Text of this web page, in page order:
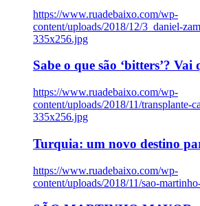
https://www.ruadebaixo.com/wp-
content/uploads/2018/12/3_daniel-
335x256.jpg
Sabe o que são ‘bitters’?
https://www.ruadebaixo.com/wp-
content/uploads/2018/11/transplante-
335x256.jpg
Turquia: um novo destino
https://www.ruadebaixo.com/wp-
content/uploads/2018/11/sao-